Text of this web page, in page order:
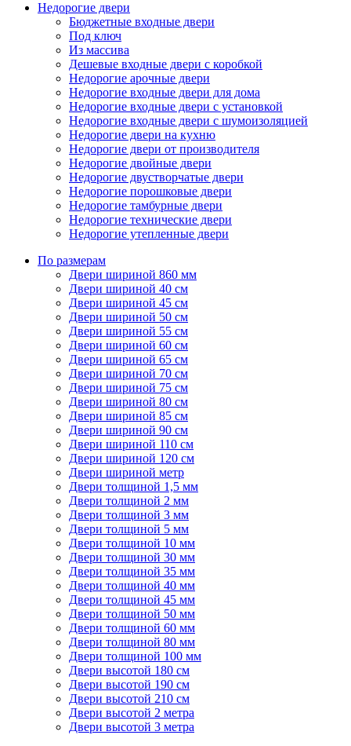
Недорогие двери
Бюджетные входные двери
Под ключ
Из массива
Дешевые входные двери с коробкой
Недорогие арочные двери
Недорогие входные двери для дома
Недорогие входные двери с установкой
Недорогие входные двери с шумоизоляцией
Недорогие двери на кухню
Недорогие двери от производителя
Недорогие двойные двери
Недорогие двустворчатые двери
Недорогие порошковые двери
Недорогие тамбурные двери
Недорогие технические двери
Недорогие утепленные двери
По размерам
Двери шириной 860 мм
Двери шириной 40 см
Двери шириной 45 см
Двери шириной 50 см
Двери шириной 55 см
Двери шириной 60 см
Двери шириной 65 см
Двери шириной 70 см
Двери шириной 75 см
Двери шириной 80 см
Двери шириной 85 см
Двери шириной 90 см
Двери шириной 110 см
Двери шириной 120 см
Двери шириной метр
Двери толщиной 1,5 мм
Двери толщиной 2 мм
Двери толщиной 3 мм
Двери толщиной 5 мм
Двери толщиной 10 мм
Двери толщиной 30 мм
Двери толщиной 35 мм
Двери толщиной 40 мм
Двери толщиной 45 мм
Двери толщиной 50 мм
Двери толщиной 60 мм
Двери толщиной 80 мм
Двери толщиной 100 мм
Двери высотой 180 см
Двери высотой 190 см
Двери высотой 210 см
Двери высотой 2 метра
Двери высотой 3 метра